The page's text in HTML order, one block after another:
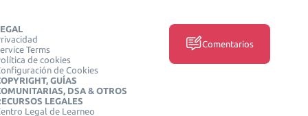
Terms
de cookies
de Cookies
GUÍAS
DSA & OTROS
LEGALES
Legal de Learneo
Comentarios